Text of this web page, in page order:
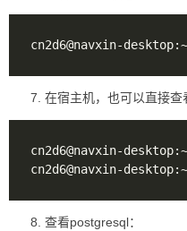
在宿主机，也可以直接查
查看postgresql：